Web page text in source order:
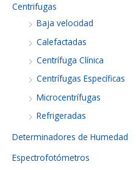
Centrifugas
Baja velocidad
Calefactadas
Centrífuga Clínica
Centrífugas Específicas
Microcentrífugas
Refrigeradas
Determinadores de Humedad
Espectrofotómetros